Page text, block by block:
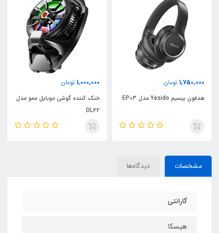
1,000,000
خنک کننده گوشی موبایل ممو مدل
1,100,000
مشخصات دیدگاه‌ها
گارانتی
هیسکا